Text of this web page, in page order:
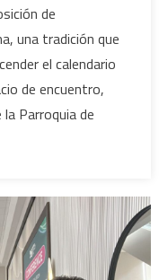
de
una tradición que
el calendario
de encuentro,
Parroquia de